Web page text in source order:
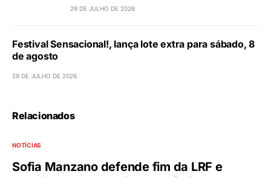
29 DE JULHO DE 2026
Festival Sensacional!, lança lote extra para sábado, 8
de agosto
29 DE JULHO DE 2026
Relacionados
NOTÍCIAS
Sofia Manzano defende fim da LRF e